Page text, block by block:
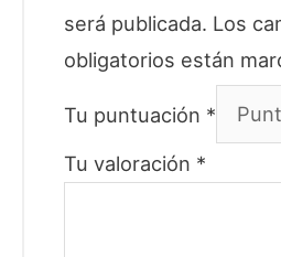
será publicada. Los
obligatorios están
Tu puntuación *
Tu valoración *